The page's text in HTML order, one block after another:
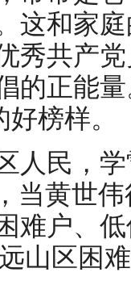
这和家
秀共产
的正能
榜样。
人民，
当黄世
难户、
山区困